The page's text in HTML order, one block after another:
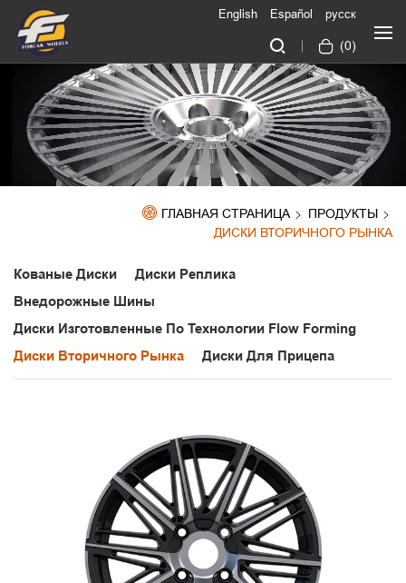
(0)
English Español русск
ГЛАВНАЯ СТРАНИЦА
ПРОДУКТЫ
ДИСКИ ВТОРИЧНОГО РЫНКА
Кованые Диски
Диски Реплика
Внедорожные Шины
Диски Изготовленные По Технологии Flow Forming
Диски Вторичного Рынка
Диски Для Прицепа